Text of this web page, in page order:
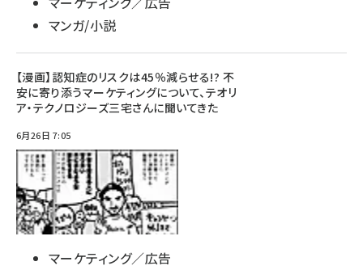
マンガ/小説
【漫画】認知症のリスクは45％減らせる!? 不
安に寄り添うマーケティングについて、テオリ
ア・テクノロジーズ三宅さんに聞いてきた
6月26日 7:05
マーケティング／広告